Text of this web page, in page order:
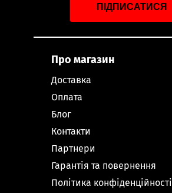
ПІДПИСАТИСЯ
Про магазин
Доставка
Оплата
Блог
Контакти
Партнери
Гарантія та повернення
Політика конфіденційності